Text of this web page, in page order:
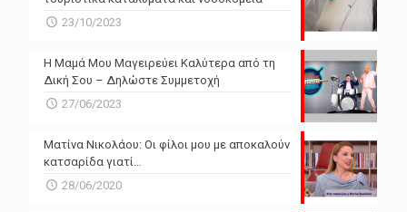
23/10/2023
Η Μαμά Μου Μαγειρεύει Καλύτερα από τη
Δική Σου – Δηλώστε Συμμετοχή
27/06/2023
Ματίνα Νικολάου: Οι φίλοι μου με αποκαλούν
κατσαρίδα γιατί…
28/06/2020